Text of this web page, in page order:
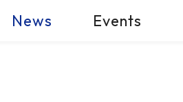
News Events